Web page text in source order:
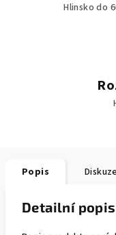
Hlinsko do
Popis Diskuze
Detailní